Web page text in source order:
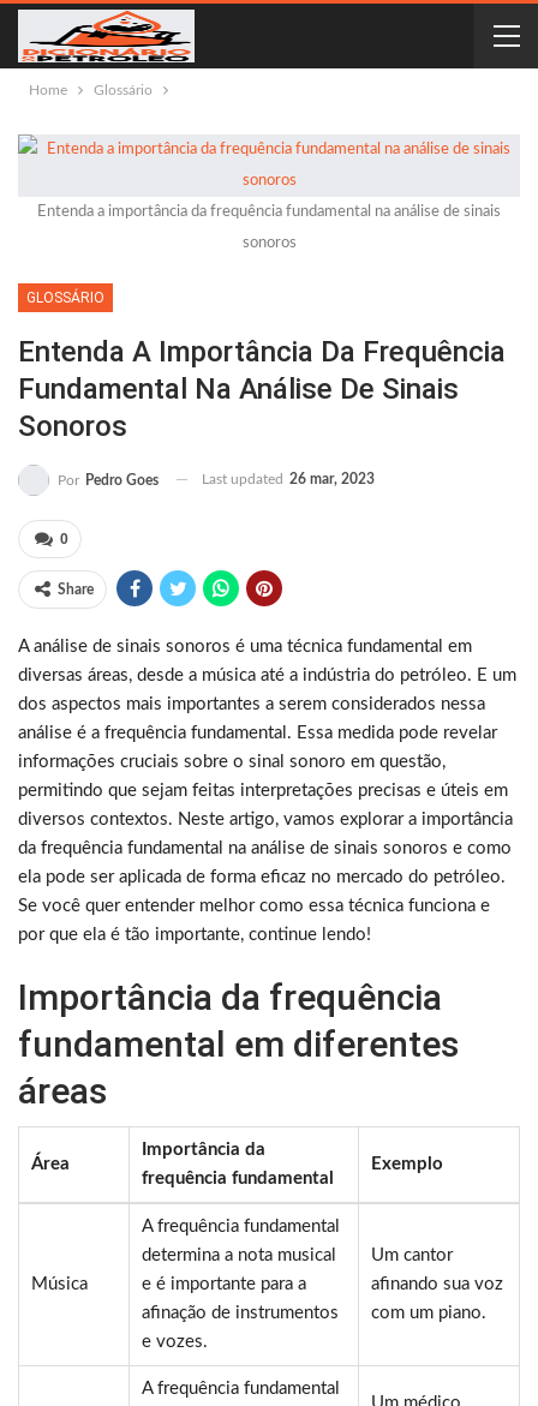
Home Glossário
Entenda a importância da frequência fundamental na análise de sinais
sonoros
GLOSSÁRIO
Entenda A Importância Da Frequência
Fundamental Na Análise De Sinais
Sonoros
Por Pedro Goes Last updated 26 mar, 2023
0
Share
A análise de sinais sonoros é uma técnica fundamental em
diversas áreas, desde a música até a indústria do petróleo. E um
dos aspectos mais importantes a serem considerados nessa
análise é a frequência fundamental. Essa medida pode revelar
informações cruciais sobre o sinal sonoro em questão,
permitindo que sejam feitas interpretações precisas e úteis em
diversos contextos. Neste artigo, vamos explorar a importância
da frequência fundamental na análise de sinais sonoros e como
ela pode ser aplicada de forma eficaz no mercado do petróleo.
Se você quer entender melhor como essa técnica funciona e
por que ela é tão importante, continue lendo!
Importância da frequência
fundamental em diferentes
áreas
Área
Importância da
frequência fundamental
Exemplo
Música
A frequência fundamental
determina a nota musical
e é importante para a
afinação de instrumentos
e vozes.
Um cantor
afinando sua voz
com um piano.
A frequência fundamental